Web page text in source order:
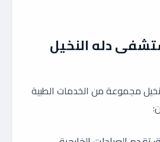
دله النخيل
مجموعة من الخدمات الطبية